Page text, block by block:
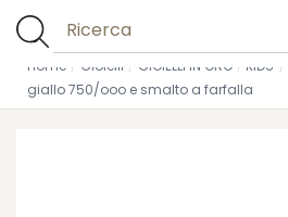
Home Gioielli GIOIELLI IN ORO KIDS
giallo 750/ooo e smalto a farfalla